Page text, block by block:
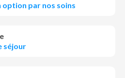
option par nos soins
séjour